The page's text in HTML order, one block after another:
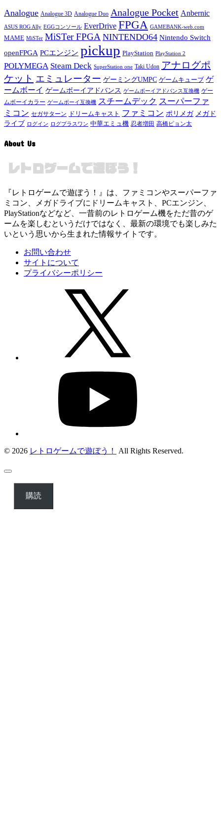
Analogue Analogue 3D Analogue Duo Analogue Pocket Anbernic
ASUS ROG Ally EGGコンソール EverDrive FPGA GAMEBANK-web.com
MAME MiSTer MiSTer FPGA NINTENDO64 Nintendo Switch
openFPGA PCエンジン pickup PlayStation PlayStation 2
POLYMEGA Steam Deck SuperStation one Taki Udon アナログポ
ケット エミュレーター ゲーミングUMPC ゲームキューブ ゲ
ームボーイ ゲームボーイアドバンス ゲームボーイアドバンス互換機 ゲー
ムボーイカラー ゲームボーイ互換機 スチームデック スーパーファ
ミコン セガサターン ドリームキャスト ファミコン ポリメガ メガド
ライブ ログイン ログプラスワン 中華エミュ機 忍者増田 高橋ピョン太
About Us
『レトロゲームで遊ぼう！』は、ファミコンやスーパーファ
ミコン、メガドライブにドリームキャスト、PCエンジン、
PlayStationなどなど、一昔前のレトロゲーム機をただ昔のゲ
ームを楽しむというだけではなく、最新の環境でも楽しみた
いという思いから生まれた情報サイトです。
お問い合わせ
サイトについて
プライバシーポリシー
© 2026 レトロゲームで遊ぼう！ All Rights Reserved.
購読